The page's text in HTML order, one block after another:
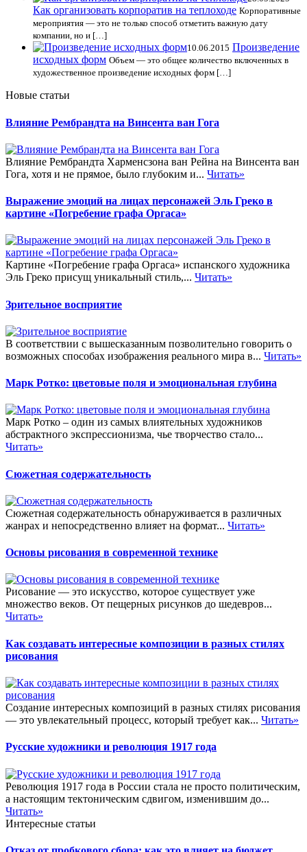
Как организовать корпоратив на теплоходе Корпоративные
мероприятия — это не только способ отметить важную дату
компании, но и […]
10.06.2015 Произведение
исходных форм Объем — это общее количество включенных в
художественное произведение исходных форм […]
Новые статьи
Влияние Рембрандта на Винсента ван Гога
Влияние Рембрандта Харменсзона ван Рейна на Винсента ван
Гога, хотя и не прямое, было глубоким и... Читать»
Выражение эмоций на лицах персонажей Эль Греко в
картине «Погребение графа Оргаса»
Картине «Погребение графа Оргаса» испанского художника
Эль Греко присущ уникальный стиль,... Читать»
Зрительное восприятие
В соответствии с вышесказанным позволительно говорить о
возможных способах изображения реального мира в... Читать»
Марк Ротко: цветовые поля и эмоциональная глубина
Марк Ротко – один из самых влиятельных художников
абстрактного экспрессионизма, чье творчество стало...
Читать»
Сюжетная содержательность
Сюжетная содержательность обнаруживается в различных
жанрах и непосредственно влияет на формат... Читать»
Основы рисования в современной технике
Рисование — это искусство, которое существует уже
множество веков. От пещерных рисунков до шедевров...
Читать»
Как создавать интересные композиции в разных стилях
рисования
Создание интересных композиций в разных стилях рисования
— это увлекательный процесс, который требует как... Читать»
Русские художники и революция 1917 года
Революция 1917 года в России стала не просто политическим,
а настоящим тектоническим сдвигом, изменившим до...
Читать»
Интересные статьи